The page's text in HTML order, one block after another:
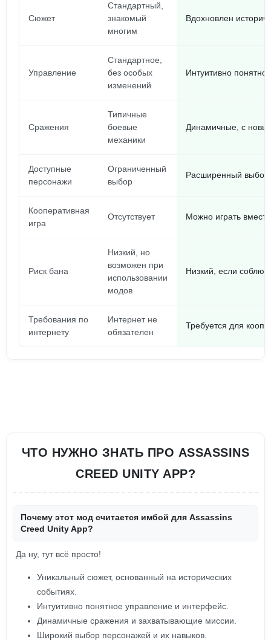
Сюжет
Стандартный,
знакомый
многим
Вдохновлен
Управление
Стандартное,
без особых
изменений
Интуитивно
Сражения
Типичные
боевые
механики
Динамичные, с
Доступные
персонажи
Ограниченный
выбор
Расширенный выбор
Кооперативная
игра
Отсутствует Можно играть
Риск бана
Низкий, но
возможен при
использовании
модов
Низкий, если
Требования по
интернету
Интернет не
обязателен
Требуется для
ЧТО НУЖНО ЗНАТЬ ПРО ASSASSINS
CREED UNITY APP?
Почему этот мод считается имбой для Assassins
Creed Unity App?
Да ну, тут всё просто!
Уникальный сюжет, основанный на исторических
событиях.
Интуитивно понятное управление и интерфейс.
Динамичные сражения и захватывающие миссии.
Широкий выбор персонажей и их навыков.